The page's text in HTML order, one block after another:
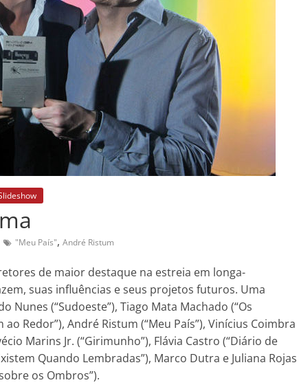
"Meu País", André Ristum
de maior destaque na estreia em longa-
suas influências e seus projetos futuros. Uma
Nunes (“Sudoeste”), Tiago Mata Machado (“Os
Redor”), André Ristum (“Meu País”), Vinícius Coimbra
Marins Jr. (“Girimunho”), Flávia Castro (“Diário de
Quando Lembradas”), Marco Dutra e Juliana Rojas
os Ombros”).